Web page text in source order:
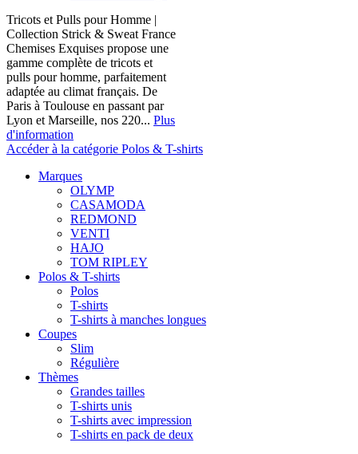
Tricots et Pulls pour Homme |
Collection Strick & Sweat France
Chemises Exquises propose une
gamme complète de tricots et
pulls pour homme, parfaitement
adaptée au climat français. De
Paris à Toulouse en passant par
Lyon et Marseille, nos 220... Plus
d'information
Accéder à la catégorie Polos & T-shirts
Marques
OLYMP
CASAMODA
REDMOND
VENTI
HAJO
TOM RIPLEY
Polos & T-shirts
Polos
T-shirts
T-shirts à manches longues
Coupes
Slim
Régulière
Thèmes
Grandes tailles
T-shirts unis
T-shirts avec impression
T-shirts en pack de deux